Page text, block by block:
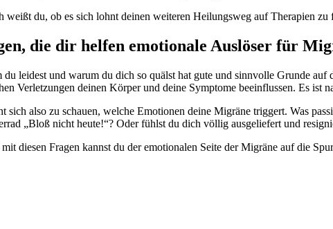
weißt du, ob es sich lohnt deinen weiteren Heilungsweg auf Therapien
die dir helfen emotionale Auslöser für
du leidest und warum du dich so quälst hat gute und sinnvolle Grunde
Verletzungen deinen Körper und deine Symptome beeinflussen. Es ist
sich also zu schauen, welche Emotionen deine Migräne triggert. Was
„Bloß nicht heute!“? Oder fühlst du dich völlig ausgeliefert und
diesen Fragen kannst du der emotionalen Seite der Migräne auf die